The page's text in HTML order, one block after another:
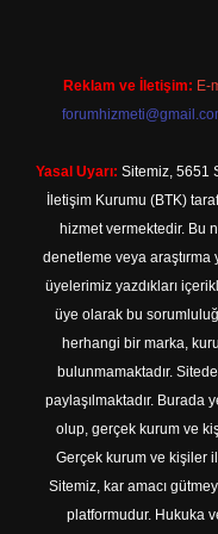
Reklam ve İletişim: E-
Yasal Uyarı: Sitemiz, 5651
İletişim Kurumu (BTK)
hizmet vermektedir. Bu
denetleme veya araştırma
üyelerimiz yazdıkları
üye olarak bu
herhangi bir marka,
bulunmamaktadır.
paylaşılmaktadır. Burada
olup, gerçek kurum ve
Gerçek kurum ve kişiler
Sitemiz, kar amacı
platformudur. Hukuka